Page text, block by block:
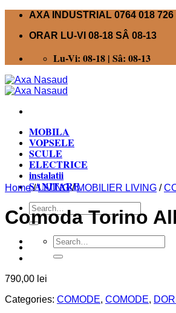
Skip
content
AXA INDUSTRIAL 0764 018 726
ORAR LU-VI 08-18 SÂ 08-13
Lu-Vi: 08-18 | Sâ: 08-13
MOBILA
VOPSELE
SCULE
ELECTRICE
instalatii
SANITARE
Search
for:
Search
for:
Home / LIVING / MOBILIER LIVING /
Comoda Torino
790,00 lei
Categories: COMODE, COMODE,